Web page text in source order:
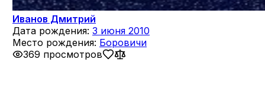
Иванов Дмитрий
Дата рождения: 3 июня 2010
Место рождения: Боровичи
369 просмотров